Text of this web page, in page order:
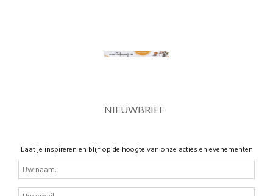
NIEUWBRIEF
Laat je inspireren en blijf op de hoogte van onze acties en evenementen